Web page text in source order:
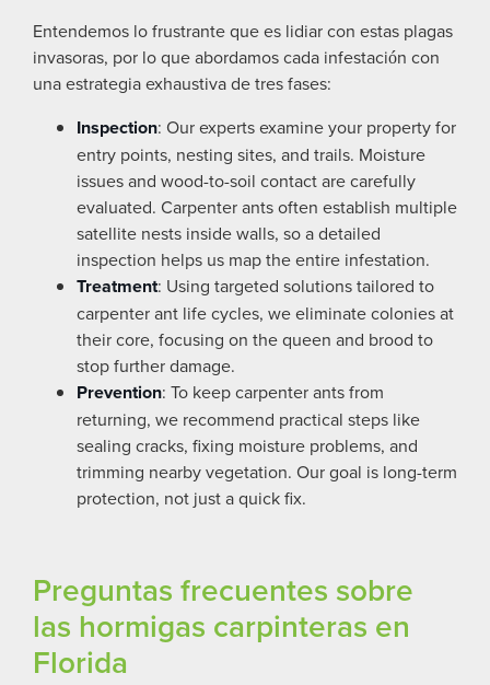
Entendemos lo frustrante que es lidiar con estas plagas
invasoras, por lo que abordamos cada infestación con
una estrategia exhaustiva de tres fases:
Inspection: Our experts examine your property for
entry points, nesting sites, and trails. Moisture
issues and wood-to-soil contact are carefully
evaluated. Carpenter ants often establish multiple
satellite nests inside walls, so a detailed
inspection helps us map the entire infestation.
Treatment: Using targeted solutions tailored to
carpenter ant life cycles, we eliminate colonies at
their core, focusing on the queen and brood to
stop further damage.
Prevention: To keep carpenter ants from
returning, we recommend practical steps like
sealing cracks, fixing moisture problems, and
trimming nearby vegetation. Our goal is long-term
protection, not just a quick fix.
Preguntas frecuentes sobre
las hormigas carpinteras en
Florida